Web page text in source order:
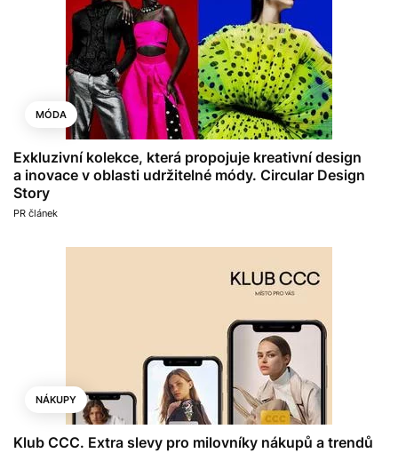
MÓDA
Exkluzivní kolekce, která propojuje kreativní design
a inovace v oblasti udržitelné módy. Circular Design
Story
PR článek
NÁKUPY
Klub CCC. Extra slevy pro milovníky nákupů a trendů